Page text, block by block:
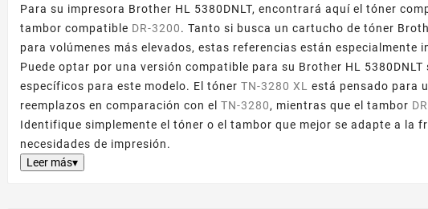
Para su impresora Brother HL 5380DNLT, encontrará aquí el tóner
tambor compatible DR-3200. Tanto si busca un cartucho de tóner
para volúmenes más elevados, estas referencias están especialmente
Puede optar por una versión compatible para su Brother HL
específicos para este modelo. El tónerTN-3280 XL
está pensado para
reemplazos en comparación con elTN-3280, mientras que el tambor
Identifique simplemente el tóner o el tambor que mejor se adapte a la
necesidades de impresión.
Leer más▾